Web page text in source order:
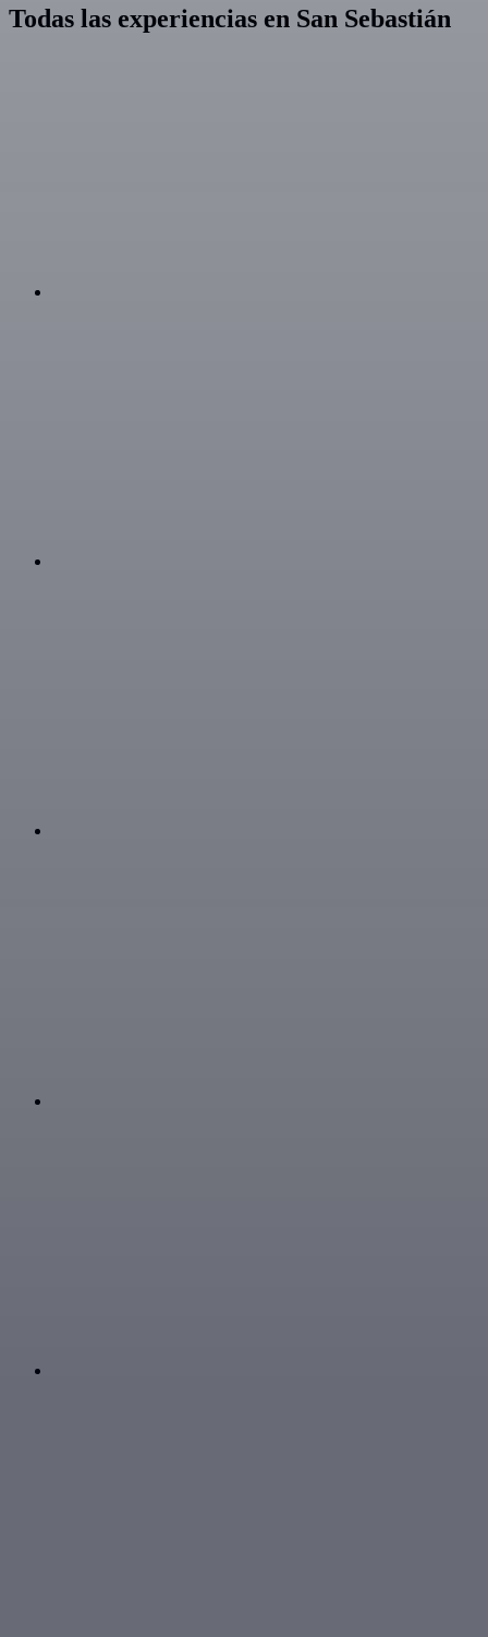
Todas las experiencias en San Sebastián